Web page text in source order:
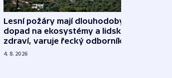
Lesní požáry mají dlouhodobý
dopad na ekosystémy a lidské
zdraví, varuje řecký odborník
4. 8. 2026